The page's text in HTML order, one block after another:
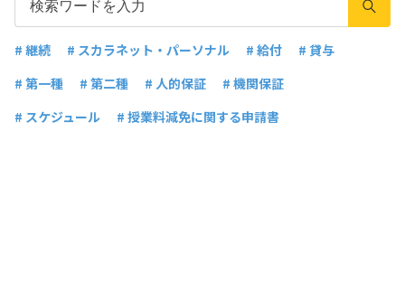
# 継続 # スカラネット・パーソナル # 給付
# 貸与
# 第一種
# 第二種 # 人的保証
# 機関保証
# スケジュール
# 授業料減免に関する申請書